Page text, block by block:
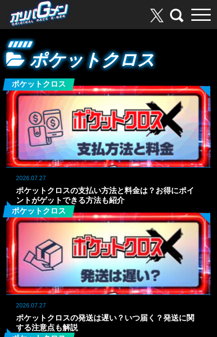
ポケットクロス
ポケットクロス
2026.07.27
ポケットクロスの支払い方法と料金は？お得にポイ
ントがゲットできる方法も紹介
ポケットクロス
2026.07.27
ポケットクロスの発送は遅い？いつ届く？発送に関
する注意点も解説